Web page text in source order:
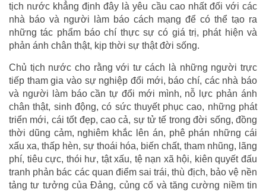
tịch nước khẳng định đây là yêu cầu cao nhất đối với các
nhà báo và người làm báo cách mạng để có thể tạo ra
những tác phẩm báo chí thực sự có giá trị, phát hiện và
phản ánh chân thật, kịp thời sự thật đời sống.
Chủ tịch nước cho rằng với tư cách là những người trực
tiếp tham gia vào sự nghiệp đổi mới, báo chí, các nhà báo
và người làm báo cần tự đổi mới mình, nỗ lực phản ánh
chân thật, sinh động, có sức thuyết phục cao, những phát
triển mới, cái tốt đẹp, cao cả, sự tử tế trong đời sống, đồng
thời dũng cảm, nghiêm khắc lên án, phê phán những cái
xấu xa, thấp hèn, sự thoái hóa, biến chất, tham nhũng, lãng
phí, tiêu cực, thói hư, tật xấu, tệ nạn xã hội, kiên quyết đấu
tranh phản bác các quan điểm sai trái, thù địch, bảo vệ nền
tảng tư tưởng của Đảng, củng cố và tăng cường niềm tin